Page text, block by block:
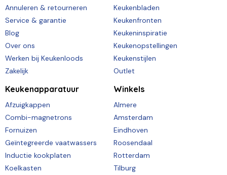
Annuleren & retourneren
Service & garantie
Blog
Over ons
Werken bij Keukenloods
Zakelijk
Keukenbladen
Keukenfronten
Keukeninspiratie
Keukenopstellingen
Keukenstijlen
Outlet
Keukenapparatuur
Afzuigkappen
Combi-magnetrons
Fornuizen
Geïntegreerde vaatwassers
Inductie kookplaten
Koelkasten
Winkels
Almere
Amsterdam
Eindhoven
Roosendaal
Rotterdam
Tilburg